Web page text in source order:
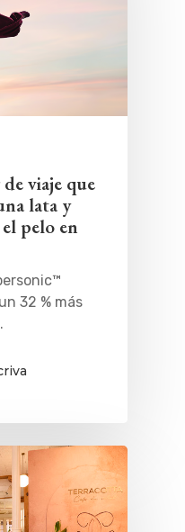
viaje que
lata y
pelo en
32 % más